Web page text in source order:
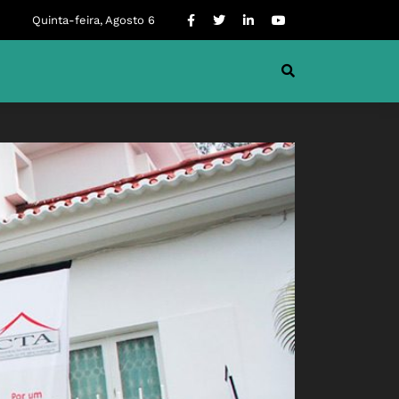
Quinta-feira, Agosto 6